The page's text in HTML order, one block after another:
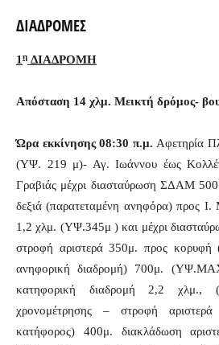
ΔΙΑΔΡΟΜΕΣ
1η ΔΙΑΔΡΟΜΗ
Απόσταση 14 χλμ. Μεικτή δρόμος-
Ώρα εκκίνησης 08:30 π.μ. Αφετηρία
(ΥΨ. 219 μ)- Αγ. Ιωάννου έως
Γραβιάς μέχρι διασταύρωση ΣΔΑΜ
δεξιά (παρατεταμένη ανηφόρα) προς
1,2 χλμ. (ΥΨ.345μ ) και μέχρι
στροφή αριστερά 350μ. προς
ανηφορική διαδρομή) 700μ.
κατηφορική διαδρομή 2,2 χλμ.,
χρονομέτρησης – στροφή
κατήφορος) 400μ. διακλάδωση